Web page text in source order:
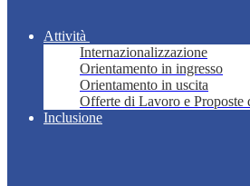
Attività
Internazionalizzazione
Orientamento in ingresso
Orientamento in uscita
Offerte di Lavoro e Proposte
Inclusione